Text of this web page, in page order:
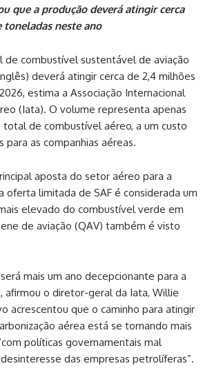
que a produção deverá atingir cerca
toneladas neste ano
de combustível sustentável de aviação
deverá atingir cerca de 2,4 milhões
estima a Associação Internacional
(Iata). O volume representa apenas
total de combustível aéreo, a um custo
para as companhias aéreas.
aposta do setor aéreo para a
oferta limitada de SAF é considerada um
elevado do combustível verde em
de aviação (QAV) também é visto
mais um ano decepcionante para a
afirmou o diretor-geral da Iata, Willie
acrescentou que o caminho para atingir
aérea está se tornando mais
políticas governamentais mal
das empresas petrolíferas”.